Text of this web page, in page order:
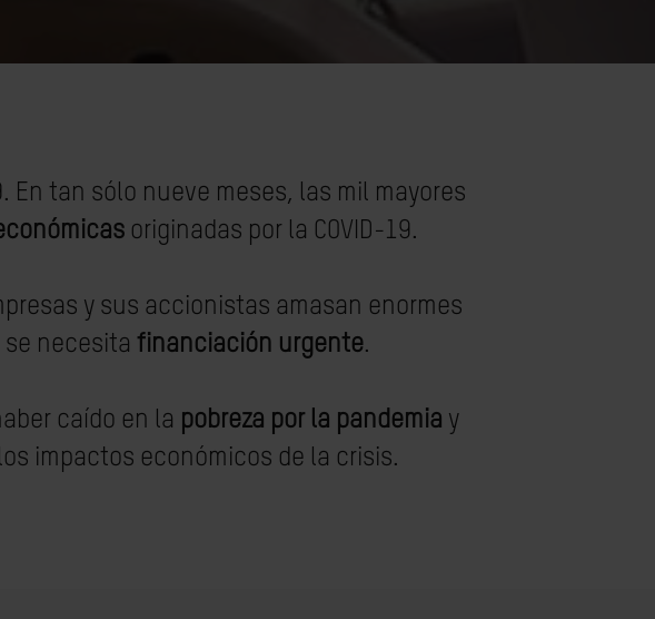
En tan sólo nueve meses, las mil mayores
originadas por la COVID-19.
y sus accionistas amasan enormes
necesita financiación urgente.
caído en la pobreza por la pandemia y
impactos económicos de la crisis.